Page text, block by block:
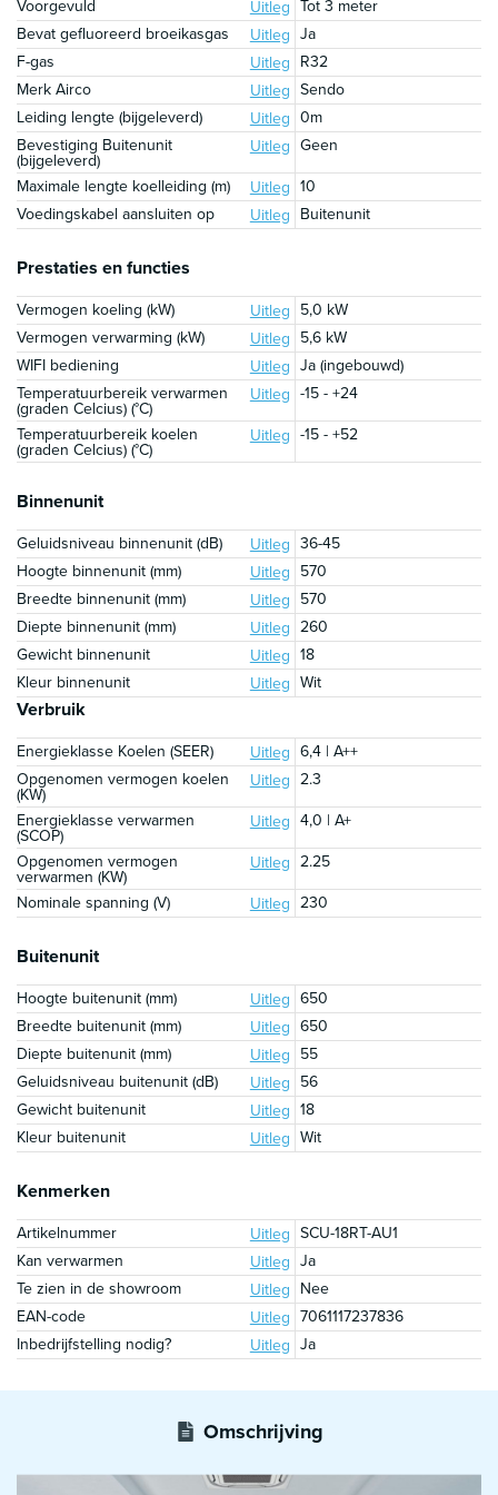
Voorgevuld Uitleg Tot 3 meter
Bevat gefluoreerd broeikasgas
Uitleg Ja
F-gas
Uitleg R32
Merk Airco
Uitleg Sendo
Leiding lengte (bijgeleverd)
Uitleg 0m
Bevestiging Buitenunit
(bijgeleverd)
Uitleg Geen
Maximale lengte koelleiding (m)
Uitleg 10
Voedingskabel aansluiten op
Uitleg Buitenunit
Prestaties en functies
Vermogen koeling (kW) Uitleg 5,0 kW
Vermogen verwarming (kW)
Uitleg 5,6 kW
WIFI bediening
Uitleg Ja (ingebouwd)
Temperatuurbereik verwarmen
(graden Celcius) (°C)
Uitleg -15 - +24
Temperatuurbereik koelen
(graden Celcius) (°C)
Uitleg -15 - +52
Binnenunit
Geluidsniveau binnenunit (dB) Uitleg 36-45
Hoogte binnenunit (mm)
Uitleg 570
Breedte binnenunit (mm)
Uitleg 570
Diepte binnenunit (mm)
Uitleg 260
Gewicht binnenunit
Uitleg 18
Kleur binnenunit
Uitleg Wit
Verbruik
Energieklasse Koelen (SEER) Uitleg 6,4 | A++
Opgenomen vermogen koelen
(KW)
Uitleg 2.3
Energieklasse verwarmen
(SCOP)
Uitleg 4,0 | A+
Opgenomen vermogen
verwarmen (KW)
Uitleg 2.25
Nominale spanning (V)
Uitleg 230
Buitenunit
Hoogte buitenunit (mm) Uitleg 650
Breedte buitenunit (mm)
Uitleg 650
Diepte buitenunit (mm)
Uitleg 55
Geluidsniveau buitenunit (dB)
Uitleg 56
Gewicht buitenunit
Uitleg 18
Kleur buitenunit
Uitleg Wit
Kenmerken
Artikelnummer Uitleg SCU-18RT-AU1
Kan verwarmen
Uitleg Ja
Te zien in de showroom
Uitleg Nee
EAN-code
Uitleg 7061117237836
Inbedrijfstelling nodig?
Uitleg Ja
Omschrijving